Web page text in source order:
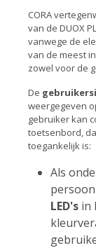
CORA
van de DUOX
vanwege de
van de meest
zowel voor de
De
weergegeven
gebruiker kan
toetsenbord,
toegankelijk is:
Als
LED's in